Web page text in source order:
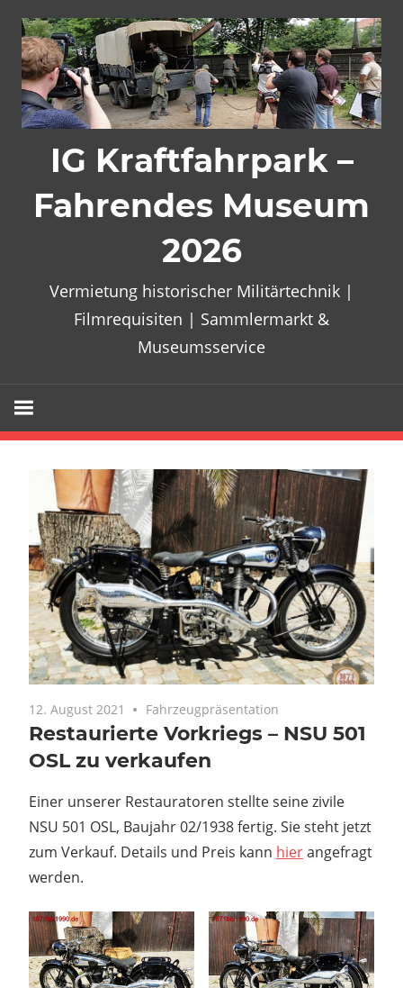
Inhalt
springen
IG Kraftfahrpark –
Fahrendes Museum
2026
Vermietung historischer Militärtechnik |
Filmrequisiten | Sammlermarkt &
Museumsservice
12. August 2021 Fahrzeugpräsentation
Restaurierte Vorkriegs – NSU 501
OSL zu verkaufen
Einer unserer Restauratoren stellte seine zivile
NSU 501 OSL, Baujahr 02/1938 fertig. Sie steht jetzt
zum Verkauf. Details und Preis kann hierangefragt
werden.